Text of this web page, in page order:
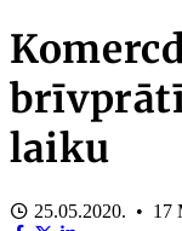
laiku
25.05.2020. • 17